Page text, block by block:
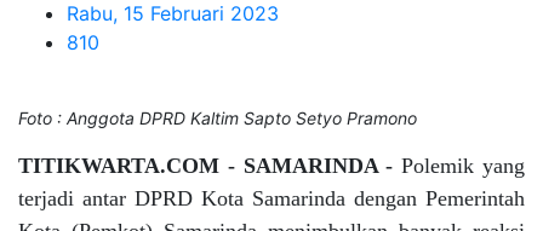
Rabu, 15 Februari 2023
810
Foto : Anggota DPRD Kaltim Sapto Setyo Pramono
TITIKWARTA.COM - SAMARINDA -Polemik yang
terjadi antar DPRD Kota Samarinda dengan Pemerintah